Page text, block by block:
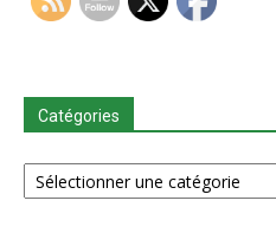
Catégories
Catégories